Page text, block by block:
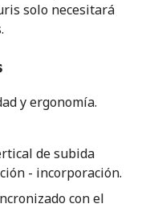
solo necesitará
y ergonomía.
de subida
- incorporación.
con el